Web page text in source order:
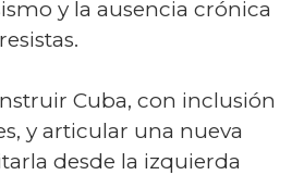
y la ausencia crónica
Cuba, con inclusión
y articular una nueva
desde la izquierda